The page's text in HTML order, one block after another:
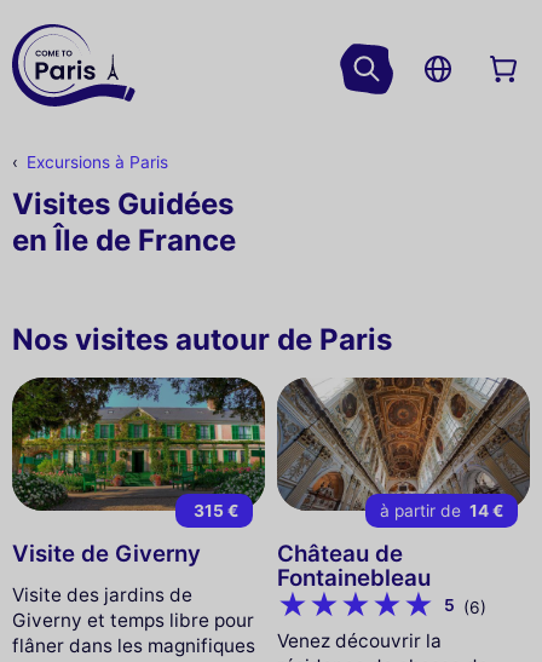
Excursions à Paris
Visites Guidées
en Île de France
Nos visites autour de Paris
315 €
Visite de Giverny
Visite des jardins de
Giverny et temps libre pour
flâner dans les magnifiques
à partir de 14 €
Château de
Fontainebleau
5 (6)
Venez découvrir la